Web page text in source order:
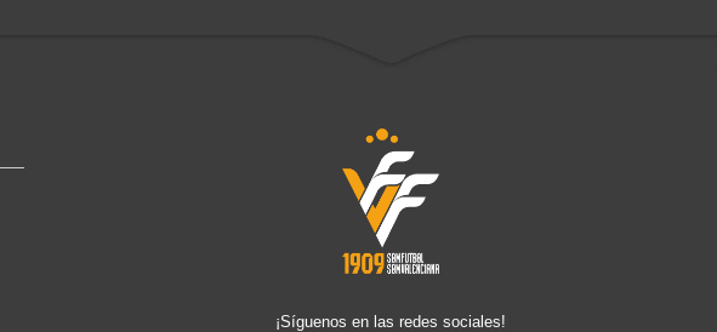
¡Síguenos en las redes sociales!